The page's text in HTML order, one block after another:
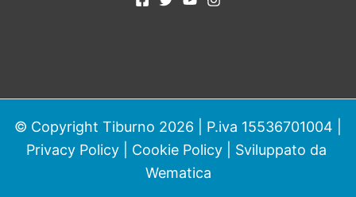
© Copyright Tiburno 2026 | P.iva 15536701004 |
Privacy Policy| Cookie Policy| Sviluppato da
Wematica